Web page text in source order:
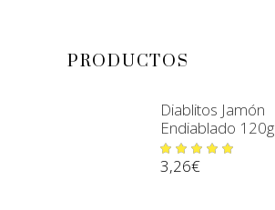
PRODUCTOS
Diablitos Jamón
Endiablado 120g
en
3,26€